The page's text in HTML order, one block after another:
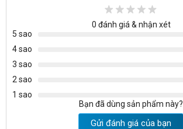
0 đánh giá & nhận xét
5 sao
4 sao
3 sao
2 sao
1 sao
Bạn đã dùng sản phẩm này?
Gửi đánh giá của bạn